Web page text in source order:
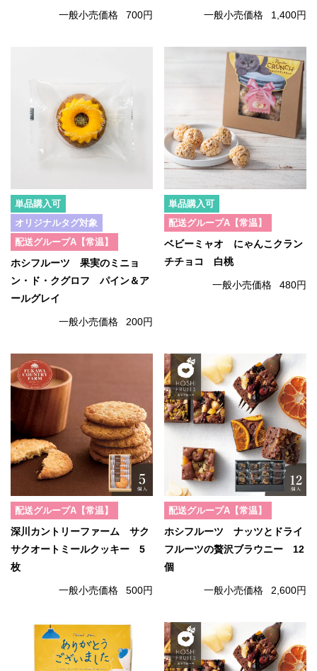
一般小売価格 700円 一般小売価格 1,400円
単品購入可
オリジナルタグ対象
配送グループA【常温】
ホシフルーツ 果実のミニョ
ン・ド・クグロフ パイン＆ア
ールグレイ
一般小売価格 200円
単品購入可
配送グループA【常温】
ベビーミャオ にゃんこクラン
チチョコ 白桃
一般小売価格 480円
配送グループA【常温】
深川カントリーファーム サク
サクオートミールクッキー 5
枚
一般小売価格 500円
配送グループA【常温】
ホシフルーツ ナッツとドライ
フルーツの贅沢ブラウニー 12
個
一般小売価格 2,600円